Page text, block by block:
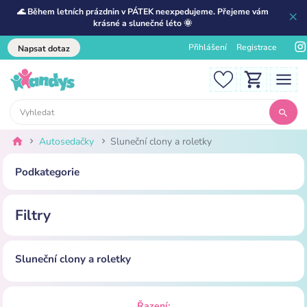
🌊 Během letních prázdnin v PÁTEK neexpedujeme. Přejeme vám
krásné a slunečné léto 🌞
Napsat dotaz Přihlášení Registrace
Autosedačky Sluneční clony a roletky
Podkategorie
Filtry
Sluneční clony a roletky